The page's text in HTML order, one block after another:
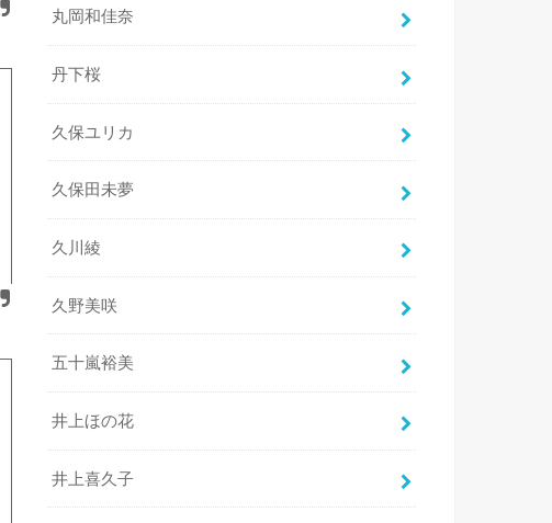
丸岡和佳奈
丹下桜
久保ユリカ
久保田未夢
久川綾
久野美咲
五十嵐裕美
井上ほの花
井上喜久子